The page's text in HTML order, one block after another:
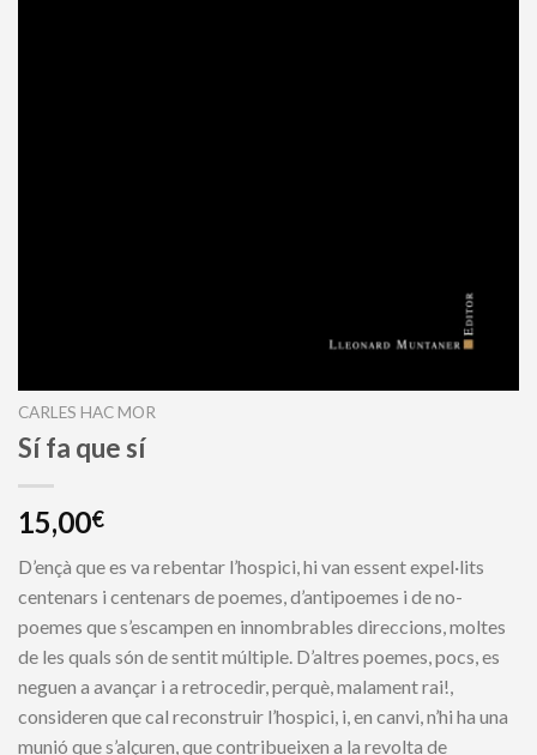
CARLES HAC MOR
Sí fa que sí
15,00€
D’ençà que es va rebentar l’hospici, hi van essent expel·lits
centenars i centenars de poemes, d’antipoemes i de no-
poemes que s’escampen en innom­brables direccions, moltes
de les quals són de sentit múltiple. D’altres poemes, pocs, es
neguen a avançar i a retrocedir, perquè, malament rai!,
consideren que cal reconstruir l’hospici, i, en canvi, n’hi ha una
munió que s’alçuren, que contribueixen a la revolta de